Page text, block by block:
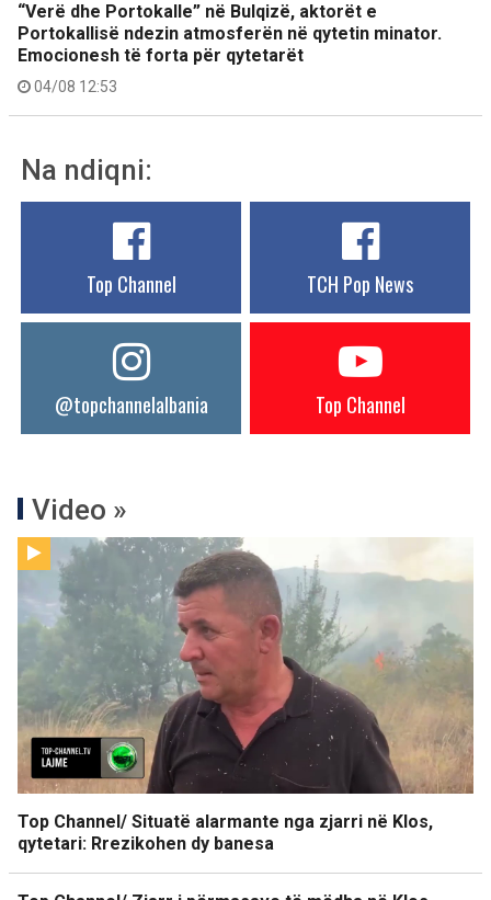
“Verë dhe Portokalle” në Bulqizë, aktorët e
Portokallisë ndezin atmosferën në qytetin minator.
Emocionesh të forta për qytetarët
04/08 12:53
Na ndiqni:
Top Channel TCH Pop News
@topchannelalbania Top Channel
Video »
Top Channel/ Situatë alarmante nga zjarri në Klos,
qytetari: Rrezikohen dy banesa